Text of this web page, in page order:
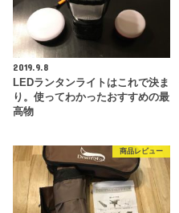
2019.9.8
LEDランタンライトはこれで決ま
り。使ってわかったおすすめの最
高物
商品レビュー